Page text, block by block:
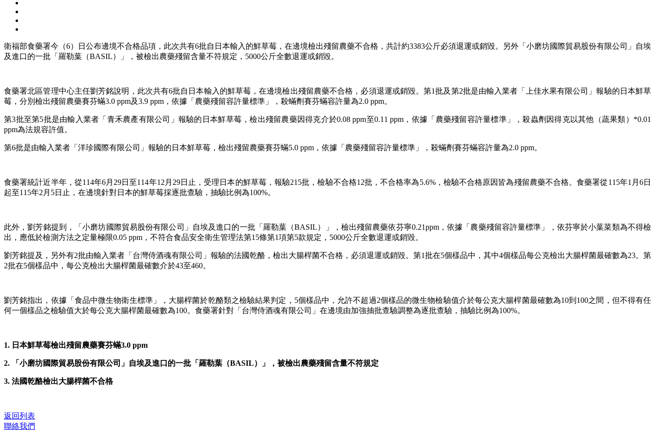
衛福部食藥署今（6）日公布邊境不合格品項，此次共有6批自日本輸入的鮮草莓，在邊境檢出殘留農藥不合格，共計約3383公斤必須退運或銷毀。另外「小磨坊國際貿易股份有限公司」自埃
及進口的一批「羅勒葉（BASIL）」，被檢出農藥殘留含量不符規定，5000公斤全數退運或銷毀。
食藥署北區管理中心主任劉芳銘說明，此次共有6批自日本輸入的鮮草莓，在邊境檢出殘留農藥不合格，必須退運或銷毀。第1批及第2批是由輸入業者「上佳水果有限公司」報驗的日本鮮草
莓，分別檢出殘留農藥賽芬蟎3.0 ppm及3.9 ppm，依據「農藥殘留容許量標準」，殺蟎劑賽芬蟎容許量為2.0 ppm。
第3批至第5批是由輸入業者「青禾農產有限公司」報驗的日本鮮草莓，檢出殘留農藥因得克介於0.08 ppm至0.11 ppm，依據「農藥殘留容許量標準」，殺蟲劑因得克以其他（蔬果類）*0.01
ppm為法規容許值。
第6批是由輸入業者「洋珍國際有限公司」報驗的日本鮮草莓，檢出殘留農藥賽芬蟎5.0 ppm，依據「農藥殘留容許量標準」，殺蟎劑賽芬蟎容許量為2.0 ppm。
食藥署統計近半年，從114年6月29日至114年12月29日止，受理日本的鮮草莓，報驗215批，檢驗不合格12批，不合格率為5.6%，檢驗不合格原因皆為殘留農藥不合格。食藥署從115年1月6日
起至115年2月5日止，在邊境針對日本的鮮草莓採逐批查驗，抽驗比例為100%。
此外，劉芳銘提到，「小磨坊國際貿易股份有限公司」自埃及進口的一批「羅勒葉（BASIL）」，檢出殘留農藥依芬寧0.21ppm，依據「農藥殘留容許量標準」，依芬寧於小葉菜類為不得檢
出，應低於檢測方法之定量極限0.05 ppm，不符合食品安全衛生管理法第15條第1項第5款規定，5000公斤全數退運或銷毀。
劉芳銘提及，另外有2批由輸入業者「台灣侍酒魂有限公司」報驗的法國乾酪，檢出大腸桿菌不合格，必須退運或銷毀。第1批在5個樣品中，其中4個樣品每公克檢出大腸桿菌最確數為23。第
2批在5個樣品中，每公克檢出大腸桿菌最確數介於43至460。
劉芳銘指出，依據「食品中微生物衛生標準」，大腸桿菌於乾酪類之檢驗結果判定，5個樣品中，允許不超過2個樣品的微生物檢驗值介於每公克大腸桿菌最確數為10到100之間，但不得有任
何一個樣品之檢驗值大於每公克大腸桿菌最確數為100。食藥署針對「台灣侍酒魂有限公司」在邊境由加強抽批查驗調整為逐批查驗，抽驗比例為100%。
1. 日本鮮草莓檢出殘留農藥賽芬蟎3.0 ppm
2. 「小磨坊國際貿易股份有限公司」自埃及進口的一批「羅勒葉（BASIL）」，被檢出農藥殘留含量不符規定
3. 法國乾酪檢出大腸桿菌不合格
返回列表
聯絡我們